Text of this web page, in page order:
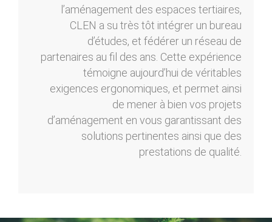
l’aménagement des espaces tertiaires,
CLEN a su très tôt intégrer un bureau
d’études, et fédérer un réseau de
partenaires au fil des ans. Cette expérience
témoigne aujourd’hui de véritables
exigences ergonomiques, et permet ainsi
de mener à bien vos projets
d’aménagement en vous garantissant des
solutions pertinentes ainsi que des
prestations de qualité.